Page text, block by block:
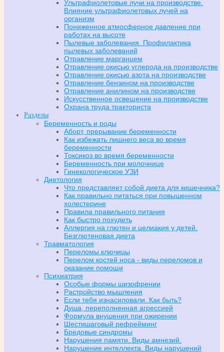
Ультрафиолетовые лучи на производстве.
Влияние ультрафиолетовых лучей на
организм
Пониженное атмосферное давление при
работах на высоте
Пылевые заболевания. Профилактика
пылевых заболеваний
Отравление марганцем
Отравление окисью углерода на производстве
Отравление окисью азота на производстве
Отравление бензином на производстве
Отравление анилином на производстве
Искусственное освещение на производстве
Охрана труда тракториста
Разделы
Беременность и роды
Аборт, прерывание беременности
Как избежать лишнего веса во время
беременности
Токсикоз во время беременности
Беременность при молочнице
Гинекологическое УЗИ
Диетология
Что представляет собой диета для кишечника?
Как правильно питаться при повышенном
холестерине
Правила правильного питания
Как быстро похудеть
Аллергия на глютен и целиакия у детей.
Безглютеновая диета
Травматология
Переломы ключицы
Перелом костей носа - виды переломов и
оказание помощи
Психиатрия
Особые формы шизофрении
Растройство мышления
Если тебя изнасиловали. Как быть?
Душа, переполненная агрессией
Формула внушения при ожирении
Шестишаговый рефрейминг
Бредовые синдромы
Нарушения памяти. Виды амнезий.
Нарушение интеллекта. Виды нарушений